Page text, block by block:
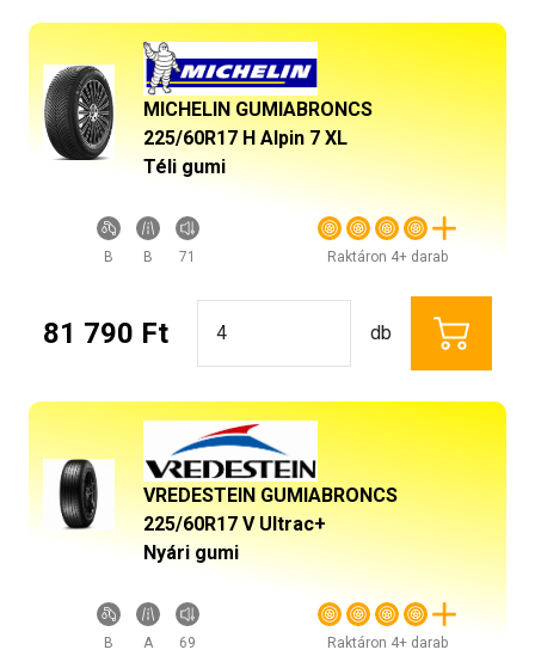
MICHELIN GUMIABRONCS
225/60R17 H Alpin 7 XL
Téli gumi
B B 71 Raktáron 4+ darab
81 790 Ft db
VREDESTEIN GUMIABRONCS
225/60R17 V Ultrac+
Nyári gumi
B A 69 Raktáron 4+ darab